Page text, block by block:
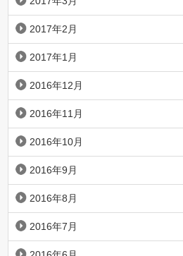
2017年2月
2017年1月
2016年12月
2016年11月
2016年10月
2016年9月
2016年8月
2016年7月